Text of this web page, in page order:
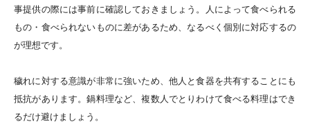
事提供の際には事前に確認しておきましょう。人によって食べられる
もの・食べられないものに差があるため、なるべく個別に対応するの
が理想です。
穢れに対する意識が非常に強いため、他人と食器を共有することにも
抵抗があります。鍋料理など、複数人でとりわけて食べる料理はでき
るだけ避けましょう。